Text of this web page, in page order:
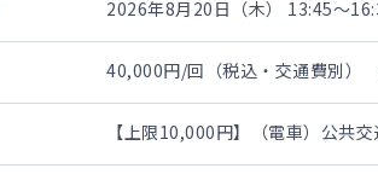
2026年8月20日（木） 13:45～
40,000円/回（税込・交通費別
【上限10,000円】（電車）公共